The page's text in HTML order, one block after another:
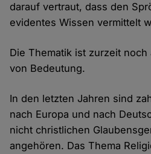
darauf vertraut, dass den
evidentes Wissen vermittelt
Die Thematik ist zurzeit
von Bedeutung.
In den letzten Jahren sind
nach Europa und nach
nicht christlichen
angehören. Das Thema